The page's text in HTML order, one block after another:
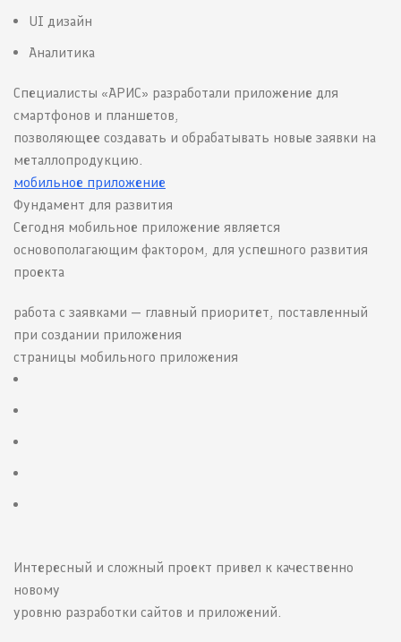
UI дизайн
Аналитика
Специалисты «АРИС» разработали приложение для
смартфонов и планшетов,
позволяющее создавать и обрабатывать новые заявки на
металлопродукцию.
мобильное приложение
Фундамент для развития
Сегодня мобильное приложение является
основополагающим фактором, для успешного развития
проекта
работа с заявками — главный приоритет, поставленный
при создании приложения
страницы мобильного приложения
Интересный и сложный проект привел к качественно
новому
уровню разработки сайтов и приложений.